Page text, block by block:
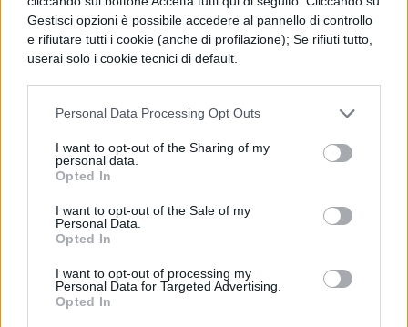
Gestisci opzioni è possibile accedere al pannello di controllo
e rifiutare tutti i cookie (anche di profilazione); Se rifiuti tutto,
userai solo i cookie tecnici di default.
Personal Data Processing Opt Outs
I want to opt-out of the Sharing of my
personal data.
Opted In
I want to opt-out of the Sale of my
Personal Data.
Opted In
I want to opt-out of processing my
Personal Data for Targeted Advertising.
Opted In
montaggio, riguardano il personaggio di
Kitty Pride e quello Rogue: quest’ultima è
stata tagliata quasi interamente nella
versione finale, mentre nell'originale
avrebbe dovuto sostituire Kitty Pride nel
momento in cui viene ferita quasi
uscito al cinema, però, Kitty riesce a
che per un breve istante la si veda ancora
riversa all'angolo di una inquadratura, con